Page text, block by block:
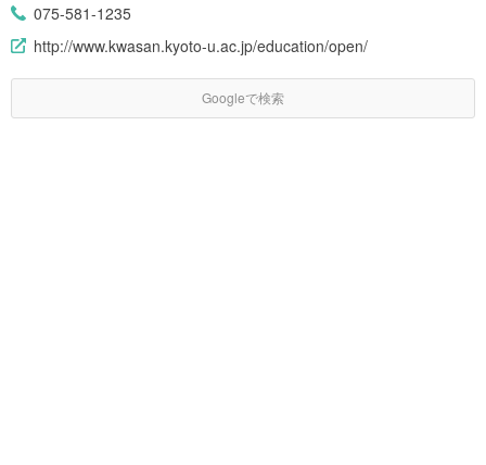
075-581-1235
http://www.kwasan.kyoto-u.ac.jp/education/open/
Googleで検索